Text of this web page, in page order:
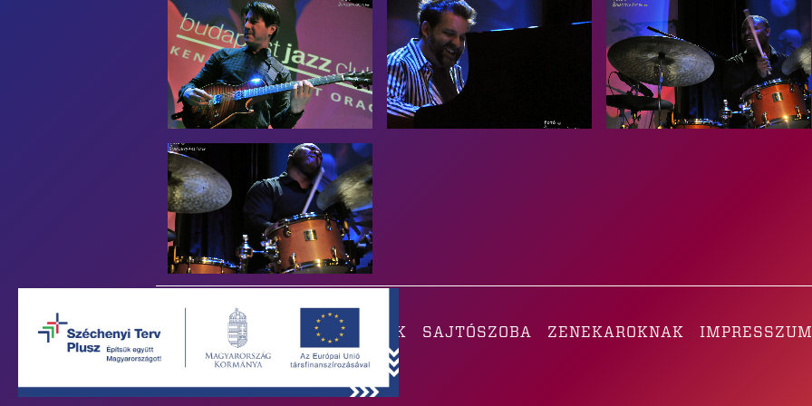
Főtámogatónk PARTNEREINK SAJTÓSZOBA ZENEKAROKNAK IMPRESSZUM